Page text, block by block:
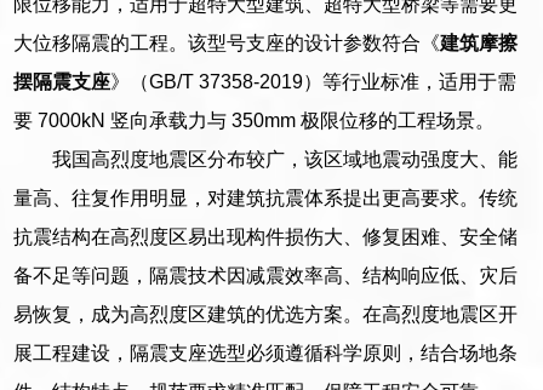
限位移能力，适用于超特大型建筑、超特大型桥梁等需要更
大位移隔震的工程。该型号支座的设计参数符合《建筑摩擦
摆隔震支座》（GB/T 37358-2019）等行业标准，适用于需
要 7000kN 竖向承载力与 350mm 极限位移的工程场景。
我国高烈度地震区分布较广，该区域地震动强度大、能
量高、往复作用明显，对建筑抗震体系提出更高要求。传统
抗震结构在高烈度区易出现构件损伤大、修复困难、安全储
备不足等问题，隔震技术因减震效率高、结构响应低、灾后
易恢复，成为高烈度区建筑的优选方案。在高烈度地震区开
展工程建设，隔震支座选型必须遵循科学原则，结合场地条